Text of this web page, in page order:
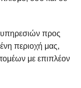
προς
περιοχή μας,
με επιπλέον